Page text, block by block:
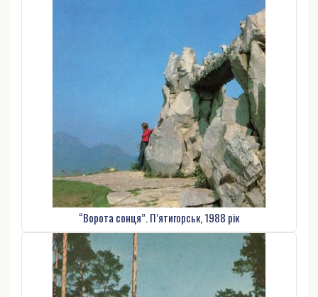
“Ворота сонця”. П’ятигорськ, 1988 рік